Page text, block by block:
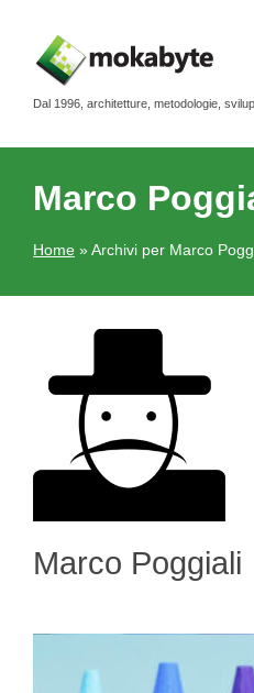
Dal 1996, architetture, metodologie,
Marco
Home » Archivi per Marco
Marco Poggiali